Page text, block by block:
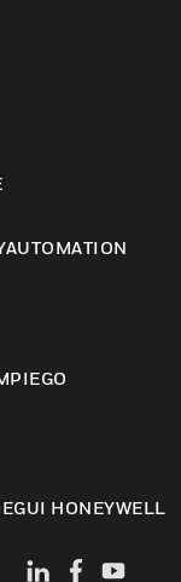
HONEYWELL